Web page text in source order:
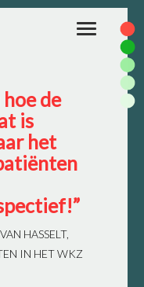
Toggle
navigation
is
het
HASSELT,
IN HET WKZ